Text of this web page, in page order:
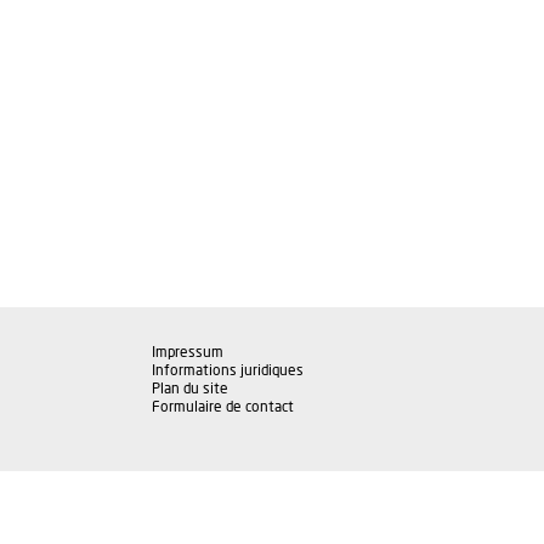
Impressum
Informations juridiques
Plan du site
Formulaire de contact